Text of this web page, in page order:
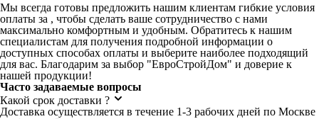
Мы всегда готовы предложить нашим клиентам гибкие условия
оплаты за , чтобы сделать ваше сотрудничество с нами
максимально комфортным и удобным. Обратитесь к нашим
специалистам для получения подробной информации о
доступных способах оплаты и выберите наиболее подходящий
для вас. Благодарим за выбор "ЕвроСтройДом" и доверие к
нашей продукции!
Часто задаваемые вопросы
Какой срок доставки ?
Доставка осуществляется в течение 1-3 рабочих дней по Москве